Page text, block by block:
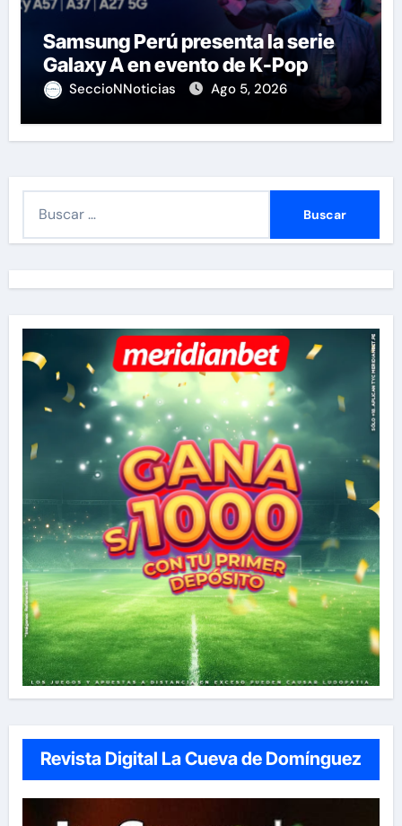
Samsung Perú presenta la serie
Galaxy A en evento de K-Pop
SeccioNNoticias Ago 5, 2026
r
:
Revista Digital La Cueva de Domínguez